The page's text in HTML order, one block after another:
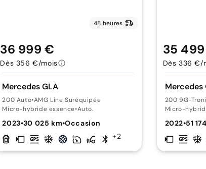
48 heures
Mercedes GLA
200 Auto•AMG Line Suréquipée
Micro-hybride essence•Auto.
2023•30 025 km•Occasion
+2
36 999 €
Dès 356 €/mois
Mercedes
200 9G-
Micro-
2022•51
35
Dès 336 €/